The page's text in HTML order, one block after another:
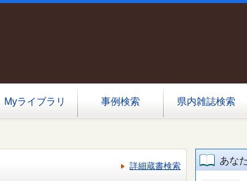
Myライブラリ 事例検索 県内雑誌検索
詳細蔵書検索
あな